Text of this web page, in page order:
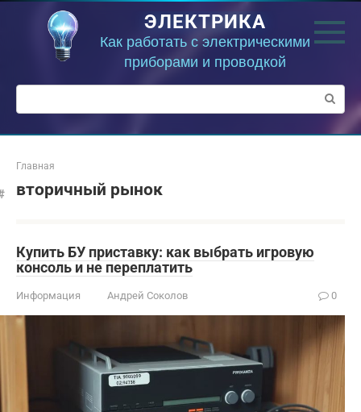
ЭЛЕКТРИКА
Как работать с электрическими
приборами и проводкой
Поиск:
Главная
вторичный рынок
Купить БУ приставку: как выбрать игровую
консоль и не переплатить
Информация Андрей Соколов 0